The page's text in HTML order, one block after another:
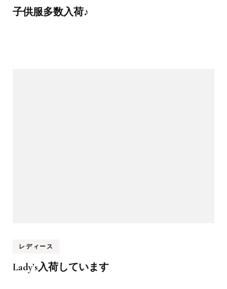
子供服多数入荷♪
レディース
Lady’s入荷しています